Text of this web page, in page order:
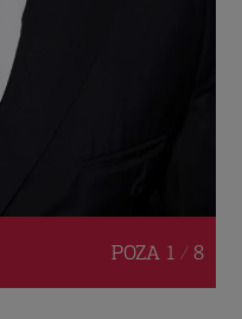
POZA 1 / 8